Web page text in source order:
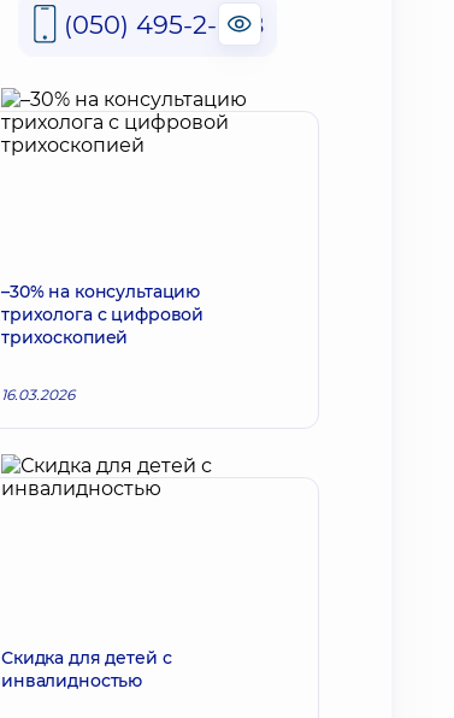
(050) 495-2-888
–30% на консультацию
трихолога с цифровой
трихоскопией
16.03.2026
Скидка для детей с
инвалидностью